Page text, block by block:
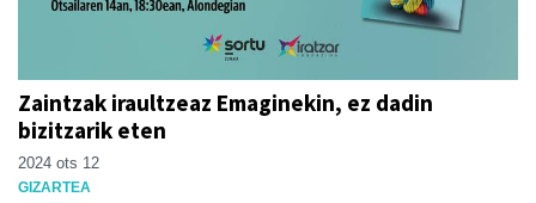
Zaintzak iraultzeaz Emaginekin, ez dadin
bizitzarik eten
2024 ots 12
GIZARTEA